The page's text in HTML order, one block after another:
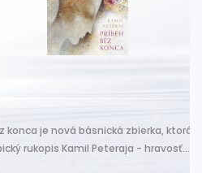
básnická zbierka, ktorá nesie
Peteraja - hravosť...